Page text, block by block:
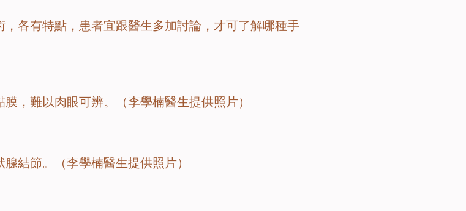
各有特點，患者宜跟醫生多加討論，才可了解哪種手
，難以肉眼可辨。（李學楠醫生提供照片）
結節。（李學楠醫生提供照片）